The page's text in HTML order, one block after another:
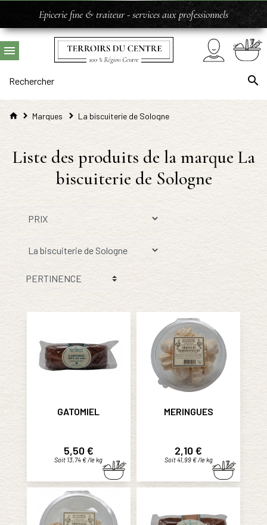
Epicerie fine & traiteur - services aux professionnels
Marques La biscuiterie de Sologne
Liste des produits de la marque La
biscuiterie de Sologne
GATOMIEL
Prix
5,50 €
Soit 13,74 € /le kg
MERINGUES
Prix
2,10 €
Soit 41,99 € /le kg